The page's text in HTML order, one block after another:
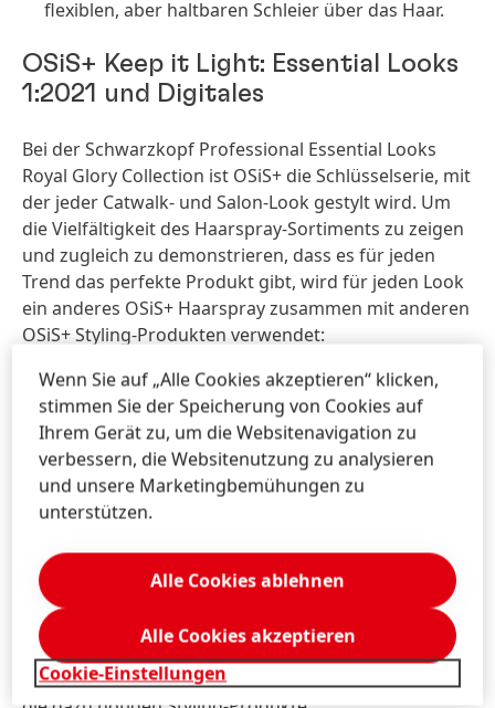
flexiblen, aber haltbaren Schleier über das Haar.
OSiS+ Keep it Light: Essential Looks
1:2021 und Digitales
Bei der Schwarzkopf Professional Essential Looks
Royal Glory Collection ist OSiS+ die Schlüsselserie, mit
der jeder Catwalk- und Salon-Look gestylt wird. Um
die Vielfältigkeit des Haarspray-Sortiments zu zeigen
und zugleich zu demonstrieren, dass es für jeden
Trend das perfekte Produkt gibt, wird für jeden Look
ein anderes OSiS+ Haarspray zusammen mit anderen
OSiS+ Styling-Produkten verwendet:
OSiS+ Keep It Light – leichter Halt mit Hitzeschutz
für einen natürlichen Look
OSiS+ Elastic – flexibler Halt für das Besinnen auf
den Classic-Trend
OSiS+ Freeze – starker Halt für den kunstvollen
Trend
OSiS+ Freeze Pump – starker Halt Pump Spray für
einen kunstvollen Trend
OSiS+ Session – starker Halt für einen natürlichen
Look
Entdecken Sie die Must-Have-Trends der Saison und
Wenn Sie auf „Alle Cookies akzeptieren“ klicken,
stimmen Sie der Speicherung von Cookies auf
Ihrem Gerät zu, um die Websitenavigation zu
verbessern, die Websitenutzung zu analysieren
und unsere Marketingbemühungen zu
unterstützen.
Cookie-Einstellungen
Alle Cookies ablehnen
Alle Cookies akzeptieren